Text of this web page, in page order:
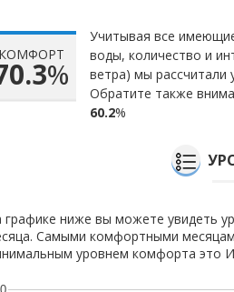
КОМФОРТ
%
Учитывая все
воды, количество и
ветра) мы рассчитали
Обратите также
60.2%
графике ниже вы можете увидеть
Самыми комфортными
уровнем комфорта это